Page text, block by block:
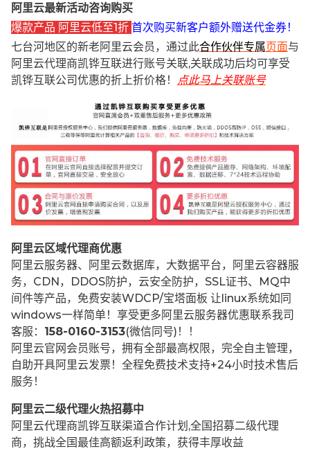
阿里云最新活动咨询购买
爆款产品 阿里云低至1折 首次购买新客户额外赠送代金券！
七台河地区的新老阿里云会员，通过此合作伙伴专属页面与
阿里云代理商凯铧互联进行账号关联,关联成功后均可享受
凯铧互联公司优惠的折上折价格！
点此马上关联账号
阿里云区域代理商优惠
阿里云服务器、阿里云数据库，大数据平台，阿里云容器服
务，CDN，DDOS防护，云安全防护，SSL证书、MQ中
间件等产品，免费安装WDCP/宝塔面板 让 linux系统如同
windows一样简单！享受更多阿里云服务器优惠联系我司
客服： 158-0160-3153(微信同号)！！
阿里云官网会员账号，拥有全部最高权限，完全自主管理，
自助开具阿里云发票！全程免费技术支持+24小时技术售后
服务！
阿里云二级代理火热招募中
阿里云代理商凯铧互联渠道合作计划,全国招募二级代理
商，挑战全国最佳高额返利政策，获得丰厚收益